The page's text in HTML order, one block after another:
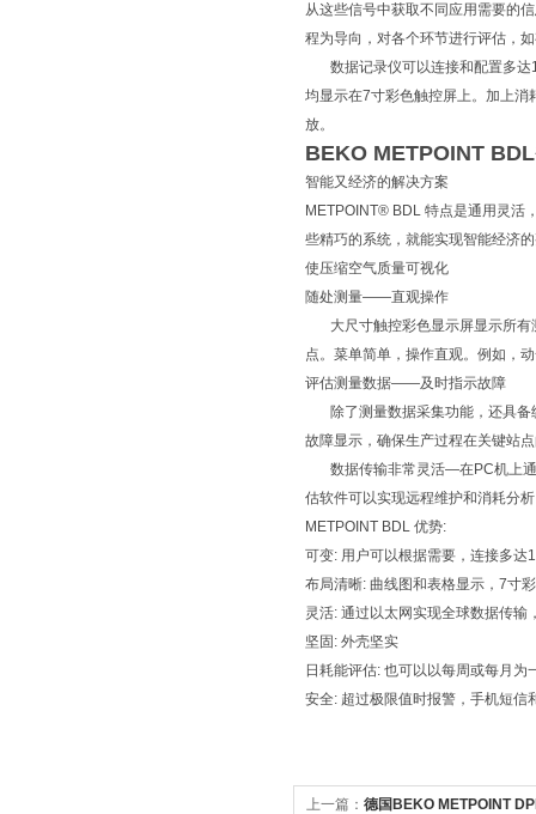
从这些信号中获取不同应用需要的
程为导向，对各个环节进行评估，
数据记录仪可以连接和配置多达
均显示在7寸彩色触控屏上。加上
放。
BEKO METPOINT
智能又经济的解决方案
METPOINT® BDL 特点是通用灵活
些精巧的系统，就能实现智能经济
使压缩空气质量可视化
随处测量——直观操作
大尺寸触控彩色显示屏显示所有
点。菜单简单，操作直观。例如，
评估测量数据——及时指示故障
除了测量数据采集功能，还具备
故障显示，确保生产过程在关键站
数据传输非常灵活—在PC机上通
估软件可以实现远程维护和消耗分
METPOINT BDL 优势:
可变: 用户可以根据需要，连接多达
布局清晰: 曲线图和表格显示，7寸
灵活: 通过以太网实现全球数据传输
坚固: 外壳坚实
日耗能评估: 也可以以每周或每月为
安全: 超过极限值时报警，手机短信
上一篇： 德国BEKO METPOINT